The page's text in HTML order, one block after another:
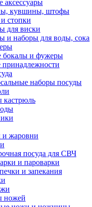
аксессуары
кувшины, штофы
стопки
для виски
и наборы для воды, сока
бокалы и фужеры
принадлежности
наборы посуды
кастрюль
и жаровни
посуда для СВЧ
и пароварки
и запекания
ножей